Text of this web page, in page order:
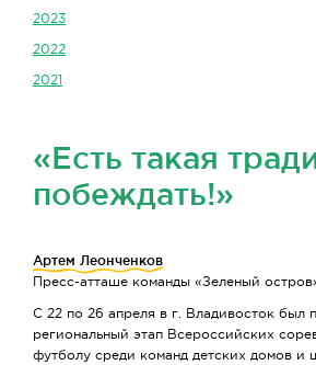
2023
2022
2021
«Есть такая
побеждать!»
Артем Леонченков
Пресс-атташе команды «Зеленый
С 22 по 26 апреля в г. Владивосток был
региональный этап Всероссийских
футболу среди команд детских домов и